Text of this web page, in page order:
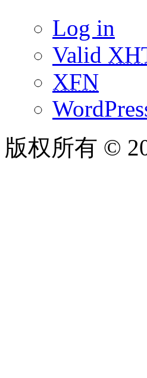
Log in
Valid
XFN
版权所有 ©